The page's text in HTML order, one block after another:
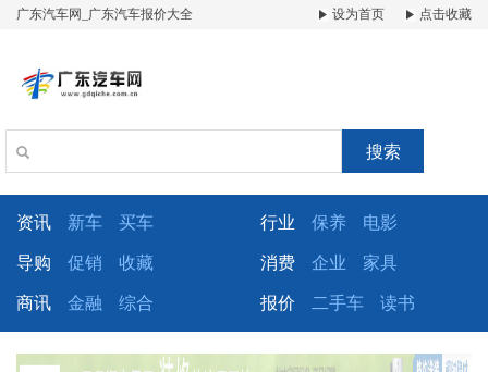
广东汽车网_广东汽车报价大全 设为首页 点击收藏
搜索
资讯 新车 买车 行业 保养 电影
导购 促销 收藏 消费 企业 家具
商讯 金融 综合 报价 二手车 读书